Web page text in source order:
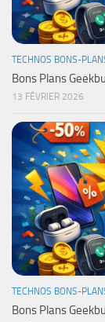
TECHNOS BONS-
Bons Plans
13 FÉVRIER 2026
TECHNOS BONS-
Bons Plans